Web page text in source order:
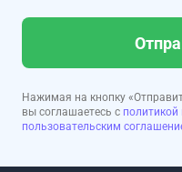
Нажимая на кнопку
вы соглашаетесь с
пользовательским